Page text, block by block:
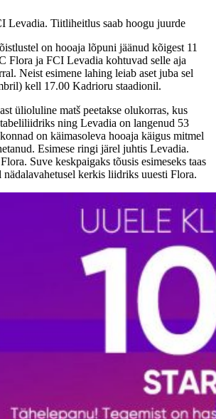
Levadia. Tiitliheitlus saab hoogu juurde
on hooaja lõpuni jäänud kõigest 11
Flora ja FCI Levadia kohtuvad selle aja
Neist esimene lahing leiab aset juba sel
kell 17.00 Kadrioru staadionil.
ülioluline matš peetakse olukorras, kus
ning Levadia on langenud 53
on käimasoleva hooaja käigus mitmel
Esimese ringi järel juhtis Levadia.
Suve keskpaigaks tõusis esimeseks taas
kerkis liidriks uuesti Flora.